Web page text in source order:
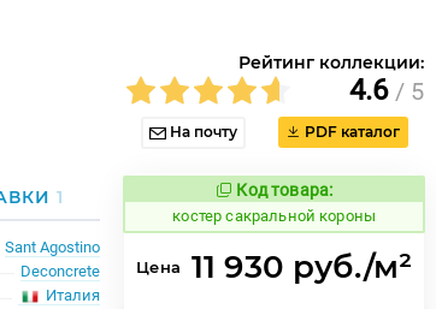
Рейтинг коллекции:
4.6 / 5
На почту PDF каталог
1
Sant Agostino
Deconcrete
Италия
Код товара:
806913 Код товара:
костер сакральной короны
Цена 11 930 руб./м²